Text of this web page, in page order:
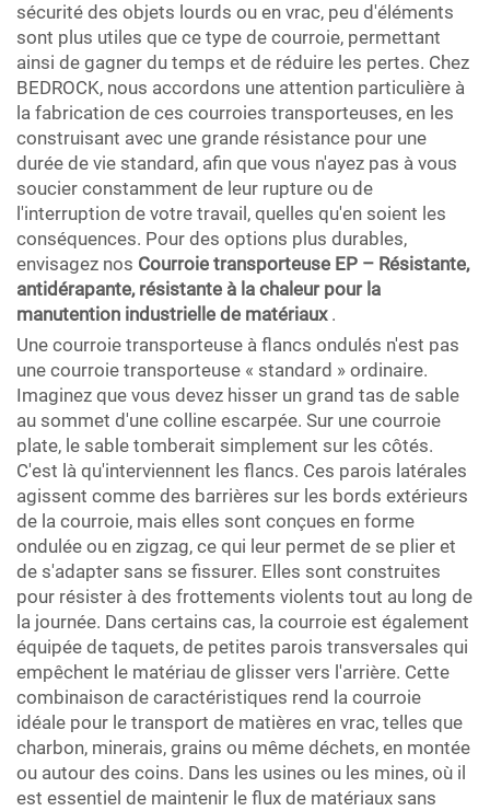
sécurité des objets lourds ou en vrac, peu d'éléments
sont plus utiles que ce type de courroie, permettant
ainsi de gagner du temps et de réduire les pertes. Chez
BEDROCK, nous accordons une attention particulière à
la fabrication de ces courroies transporteuses, en les
construisant avec une grande résistance pour une
durée de vie standard, afin que vous n'ayez pas à vous
soucier constamment de leur rupture ou de
l'interruption de votre travail, quelles qu'en soient les
conséquences. Pour des options plus durables,
envisagez nos Courroie transporteuse EP – Résistante,
antidérapante, résistante à la chaleur pour la
manutention industrielle de matériaux .
Une courroie transporteuse à flancs ondulés n'est pas
une courroie transporteuse « standard » ordinaire.
Imaginez que vous devez hisser un grand tas de sable
au sommet d'une colline escarpée. Sur une courroie
plate, le sable tomberait simplement sur les côtés.
C'est là qu'interviennent les flancs. Ces parois latérales
agissent comme des barrières sur les bords extérieurs
de la courroie, mais elles sont conçues en forme
ondulée ou en zigzag, ce qui leur permet de se plier et
de s'adapter sans se fissurer. Elles sont construites
pour résister à des frottements violents tout au long de
la journée. Dans certains cas, la courroie est également
équipée de taquets, de petites parois transversales qui
empêchent le matériau de glisser vers l'arrière. Cette
combinaison de caractéristiques rend la courroie
idéale pour le transport de matières en vrac, telles que
charbon, minerais, grains ou même déchets, en montée
ou autour des coins. Dans les usines ou les mines, où il
est essentiel de maintenir le flux de matériaux sans